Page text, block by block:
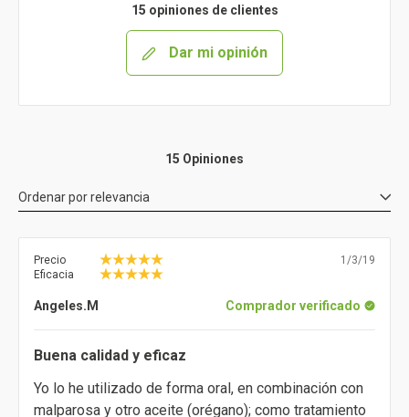
15 opiniones de clientes
Dar mi opinión
15 Opiniones
Ordenar porrelevancia
Precio
Eficacia
1/3/19
Angeles.M Comprador verificado
Buena calidad y eficaz
Yo lo he utilizado de forma oral, en combinación con
malparosa y otro aceite (orégano); como tratamiento